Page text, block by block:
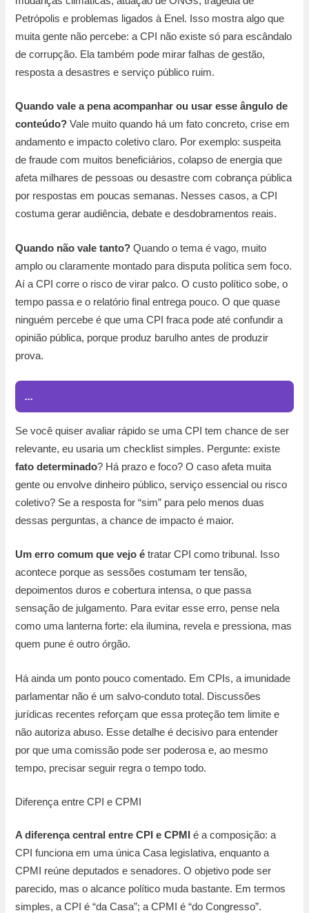
Petrópolis e problemas ligados à Enel. Isso mostra algo que
muita gente não percebe: a CPI não existe só para escândalo
de corrupção. Ela também pode mirar falhas de gestão,
resposta a desastres e serviço público ruim.
Quando vale a pena acompanhar ou usar esse ângulo de
conteúdo? Vale muito quando há um fato concreto, crise em
andamento e impacto coletivo claro. Por exemplo: suspeita
de fraude com muitos beneficiários, colapso de energia que
afeta milhares de pessoas ou desastre com cobrança pública
por respostas em poucas semanas. Nesses casos, a CPI
costuma gerar audiência, debate e desdobramentos reais.
Quando não vale tanto? Quando o tema é vago, muito
amplo ou claramente montado para disputa política sem foco.
Aí a CPI corre o risco de virar palco. O custo político sobe, o
tempo passa e o relatório final entrega pouco. O que quase
ninguém percebe é que uma CPI fraca pode até confundir a
opinião pública, porque produz barulho antes de produzir
prova.
...
Se você quiser avaliar rápido se uma CPI tem chance de ser
relevante, eu usaria um checklist simples. Pergunte: existe
fato determinado? Há prazo e foco? O caso afeta muita
gente ou envolve dinheiro público, serviço essencial ou risco
coletivo? Se a resposta for “sim” para pelo menos duas
dessas perguntas, a chance de impacto é maior.
Um erro comum que vejo é tratar CPI como tribunal. Isso
acontece porque as sessões costumam ter tensão,
depoimentos duros e cobertura intensa, o que passa
sensação de julgamento. Para evitar esse erro, pense nela
como uma lanterna forte: ela ilumina, revela e pressiona, mas
quem pune é outro órgão.
Há ainda um ponto pouco comentado. Em CPIs, a imunidade
parlamentar não é um salvo-conduto total. Discussões
jurídicas recentes reforçam que essa proteção tem limite e
não autoriza abuso. Esse detalhe é decisivo para entender
por que uma comissão pode ser poderosa e, ao mesmo
tempo, precisar seguir regra o tempo todo.
Diferença entre CPI e CPMI
A diferença central entre CPI e CPMI
é a composição: a
CPI funciona em uma única Casa legislativa, enquanto a
CPMI reúne deputados e senadores. O objetivo pode ser
parecido, mas o alcance político muda bastante. Em termos
simples, a CPI é “da Casa”; a CPMI é “do Congresso”.